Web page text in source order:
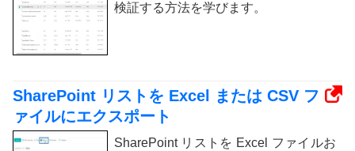
検証する方法を学びます。
SharePoint リストを Excel または CSV フ
ァイルにエクスポート
SharePoint リストを Excel ファイルお